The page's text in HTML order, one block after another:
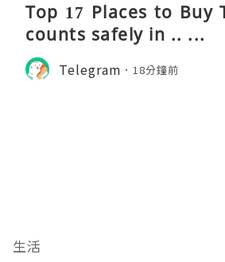
Top 17 Places to Buy
counts safely in .. ...
Telegram 18分鐘前
生活